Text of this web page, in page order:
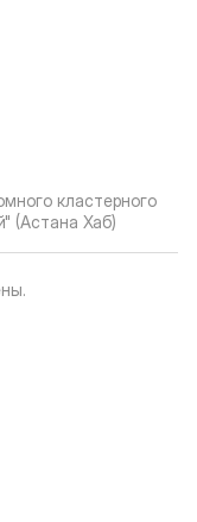
кластерного
(Астана Хаб)
.